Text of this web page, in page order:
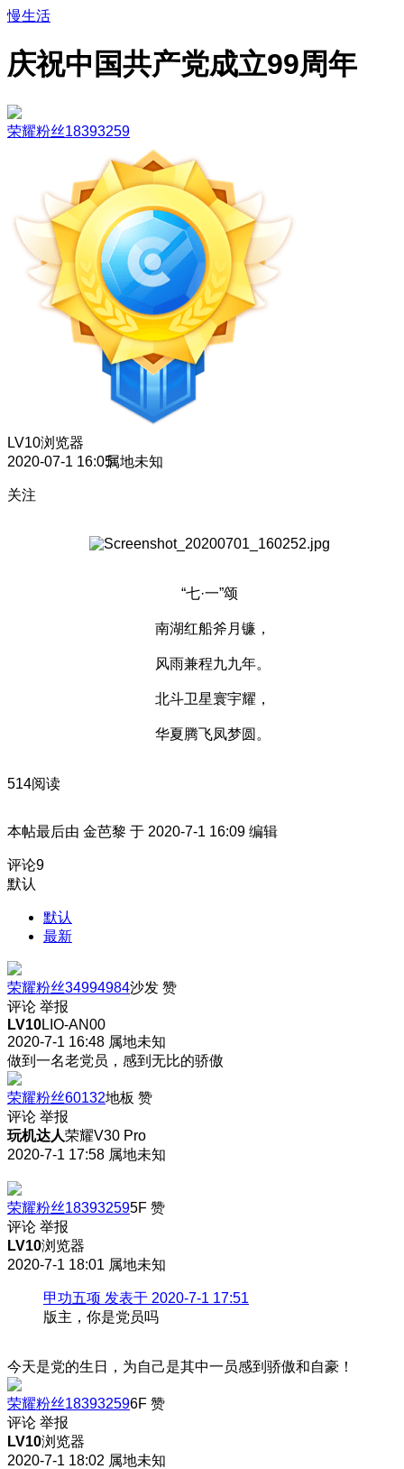
慢生活
庆祝中国共产党成立99周年
荣耀粉丝18393259
LV10浏览器
2020-07-1 16:05属地未知
关注
“七·一”颂
南湖红船斧月镰，
风雨兼程九九年。
北斗卫星寰宇耀，
华夏腾飞凤梦圆。
514阅读
本帖最后由 金芭黎 于 2020-7-1 16:09 编辑
评论9
默认
默认
最新
荣耀粉丝34994984沙发 赞
评论 举报
LV10LIO-AN00
2020-7-1 16:48 属地未知
做到一名老党员，感到无比的骄傲
荣耀粉丝60132地板 赞
评论 举报
玩机达人荣耀V30 Pro
2020-7-1 17:58 属地未知
荣耀粉丝183932595F 赞
评论 举报
LV10浏览器
2020-7-1 18:01 属地未知
甲功五项 发表于 2020-7-1 17:51
版主，你是党员吗
今天是党的生日，为自己是其中一员感到骄傲和自豪！
荣耀粉丝183932596F 赞
评论 举报
LV10浏览器
2020-7-1 18:02 属地未知